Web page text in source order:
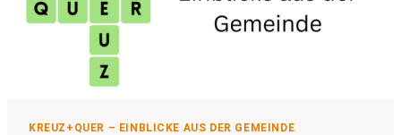
KREUZ+QUER – EINBLICKE AUS DER GEMEINDE